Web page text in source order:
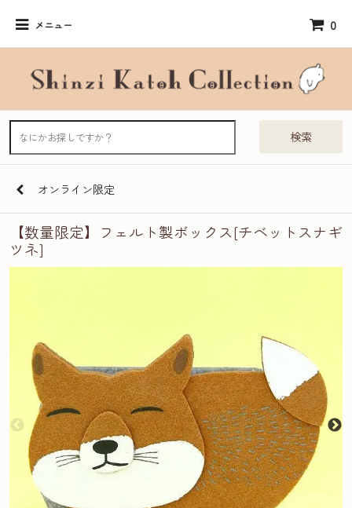
メニュー 0
検索
オンライン限定
【数量限定】フェルト製ボックス[チベットスナギ
ツネ]